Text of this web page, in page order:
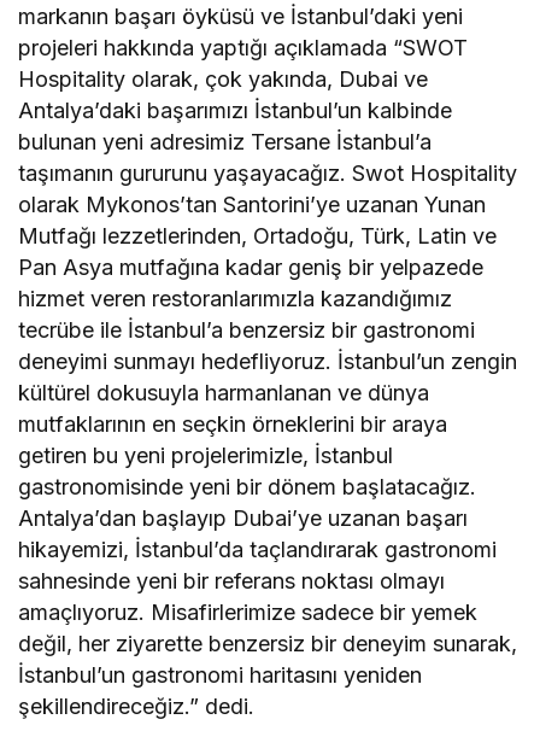
markanın başarı öyküsü ve İstanbul’daki yeni
projeleri hakkında yaptığı açıklamada “SWOT
Hospitality olarak, çok yakında, Dubai ve
Antalya’daki başarımızı İstanbul’un kalbinde
bulunan yeni adresimiz Tersane İstanbul’a
taşımanın gururunu yaşayacağız. Swot Hospitality
olarak Mykonos’tan Santorini’ye uzanan Yunan
Mutfağı lezzetlerinden, Ortadoğu, Türk, Latin ve
Pan Asya mutfağına kadar geniş bir yelpazede
hizmet veren restoranlarımızla kazandığımız
tecrübe ile İstanbul’a benzersiz bir gastronomi
deneyimi sunmayı hedefliyoruz. İstanbul’un zengin
kültürel dokusuyla harmanlanan ve dünya
mutfaklarının en seçkin örneklerini bir araya
getiren bu yeni projelerimizle, İstanbul
gastronomisinde yeni bir dönem başlatacağız.
Antalya’dan başlayıp Dubai’ye uzanan başarı
hikayemizi, İstanbul’da taçlandırarak gastronomi
sahnesinde yeni bir referans noktası olmayı
amaçlıyoruz. Misafirlerimize sadece bir yemek
değil, her ziyarette benzersiz bir deneyim sunarak,
İstanbul’un gastronomi haritasını yeniden
şekillendireceğiz.” dedi.